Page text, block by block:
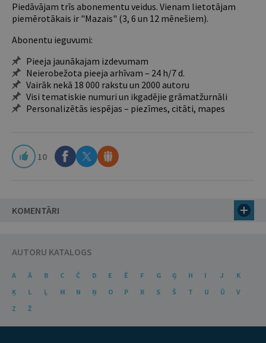
Piedāvājam trīs abonementu veidus. Vienam lietotājam
piemērotākais ir "Mazais" (3, 6 un 12 mēnešiem).
Abonentu ieguvumi:
Pieeja jaunākajam izdevumam
Neierobežota pieeja arhīvam – 24 h/7 d.
Vairāk nekā 18 000 rakstu un 2000 autoru
Visi tematiskie numuri un ikgadējie grāmatžurnāli
Personalizētās iespējas – piezīmes, citāti, mapes
10
KOMENTĀRI
AUTORU KATALOGS
A Ā B C Č D E Ē F G Ģ H I J
K
Ķ
L Ļ M N Ņ O P R S Š T U Ū
V
Z
Ž